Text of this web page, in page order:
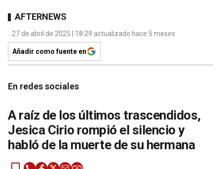
AFTERNEWS
27 de abril de 2025 | 18:29 actualizado hace 5 meses
Añadir como fuente en
En redes sociales
A raíz de los últimos trascendidos,
Jesica Cirio rompió el silencio y
habló de la muerte de su hermana